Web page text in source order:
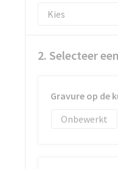
2. Selecteer
Gravure op de
Onbewerkt